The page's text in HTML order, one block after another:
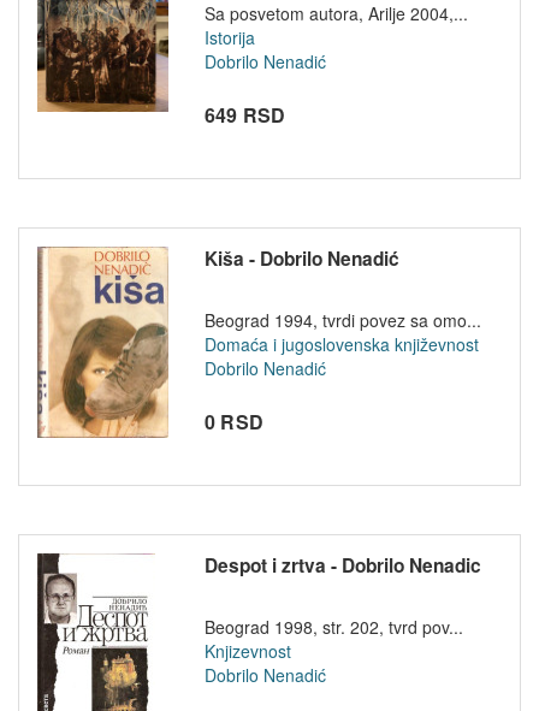
Sa posvetom autora, Arilje 2004,...
Istorija
Dobrilo Nenadić
649 RSD
Kiša - Dobrilo Nenadić
Beograd 1994, tvrdi povez sa omo...
Domaća i jugoslovenska književnost
Dobrilo Nenadić
0 RSD
Despot i zrtva - Dobrilo Nenadic
Beograd 1998, str. 202, tvrd pov...
Knjizevnost
Dobrilo Nenadić